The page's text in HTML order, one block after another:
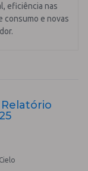
eficiência nas
consumo e novas